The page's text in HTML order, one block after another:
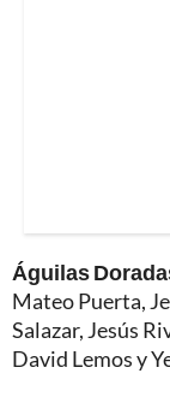
Águilas
Mateo Puerta,
Salazar, Jesús
David Lemos y